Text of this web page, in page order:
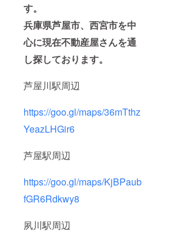
す。
兵庫県芦屋市、西宮市を中
心に現在不動産屋さんを通
し探しております。
芦屋川駅周辺
https://goo.gl/maps/36mTthz
YeazLHGir6
芦屋駅周辺
https://goo.gl/maps/KjBPaub
fGR6Rdkwy8
夙川駅周辺